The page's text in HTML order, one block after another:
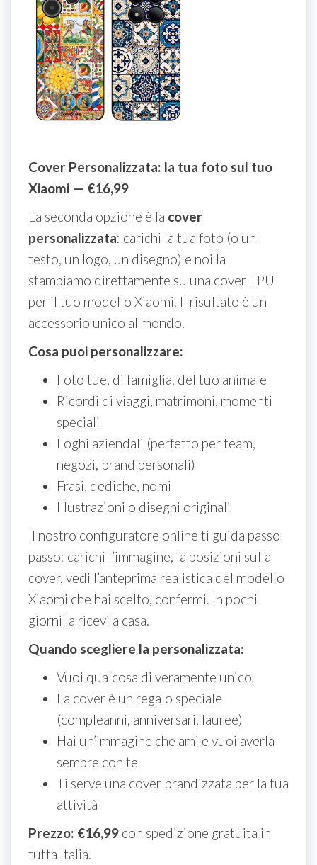
Cover Personalizzata: la tua foto sul tuo
Xiaomi — €16,99
La seconda opzione è la cover
personalizzata: carichi la tua foto (o un
testo, un logo, un disegno) e noi la
stampiamo direttamente su una cover TPU
per il tuo modello Xiaomi. Il risultato è un
accessorio unico al mondo.
Cosa puoi personalizzare:
Foto tue, di famiglia, del tuo animale
Ricordi di viaggi, matrimoni, momenti
speciali
Loghi aziendali (perfetto per team,
negozi, brand personali)
Frasi, dediche, nomi
Illustrazioni o disegni originali
Il nostro configuratore online ti guida passo
passo: carichi l’immagine, la posizioni sulla
cover, vedi l’anteprima realistica del modello
Xiaomi che hai scelto, confermi. In pochi
giorni la ricevi a casa.
Quando scegliere la personalizzata:
Vuoi qualcosa di veramente unico
La cover è un regalo speciale
(compleanni, anniversari, lauree)
Hai un’immagine che ami e vuoi averla
sempre con te
Ti serve una cover brandizzata per la tua
attività
Prezzo: €16,99 con spedizione gratuita in
tutta Italia.